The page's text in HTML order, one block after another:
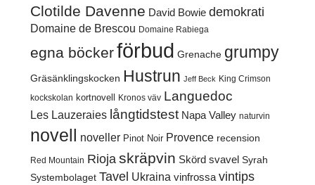
Clotilde Davenne David Bowie demokrati
Domaine de Brescou Domaine Rabiega
egna böckerförbud Grenache grumpy
Gräsänklingskocken Hustrun Jeff Beck King Crimson
kockskolan kortnovell Kronos väv Languedoc
Les Lauzeraies långtidstest Napa Valley naturvin
novell noveller Pinot Noir Provence recension
Red Mountain Rioja skräpvin Skörd svavel Syrah
Systembolaget Tavel Ukraina vinfrossa vintips